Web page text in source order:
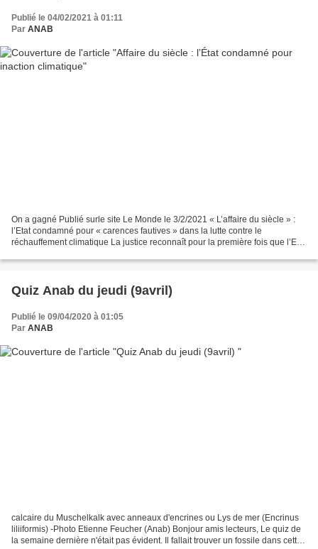
Publié le 04/02/2021 à 01:11
Par ANAB
On a gagné Publié surle site Le Monde le 3/2/2021 « L’affaire du siècle » :
l’Etat condamné pour « carences fautives » dans la lutte contre le
réchauffement climatique La justice reconnaît pour la première fois que l’Etat
Quiz Anab du jeudi (9avril)
Publié le 09/04/2020 à 01:05
Par ANAB
calcaire du Muschelkalk avec anneaux d'encrines ou Lys de mer (Encrinus
liliiformis) -Photo Etienne Feucher (Anab) Bonjour amis lecteurs, Le quiz de
la semaine dernière n'était pas évident. Il fallait trouver un fossile dans cette